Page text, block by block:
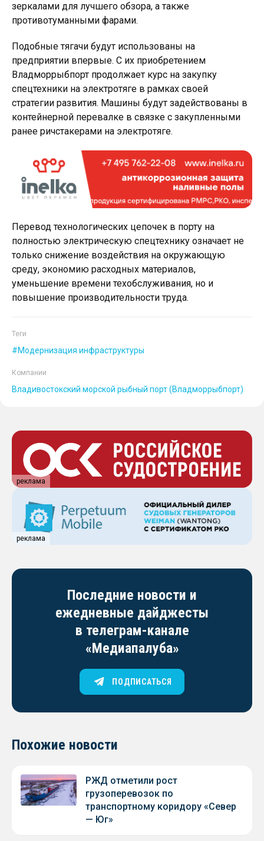
зеркалами для лучшего обзора, а также
противотуманными фарами.
Подобные тягачи будут использованы на
предприятии впервые. С их приобретением
Владморрыбпорт продолжает курс на закупку
спецтехники на электротяге в рамках своей
стратегии развития. Машины будут задействованы в
контейнерной перевалке в связке с закупленными
ранее ричстакерами на электротяге.
Перевод технологических цепочек в порту на
полностью электрическую спецтехнику означает не
только снижение воздействия на окружающую
среду, экономию расходных материалов,
уменьшение времени техобслуживания, но и
повышение производительности труда.
Теги
Модернизация инфраструктуры
Компании
Владивостокский морской рыбный порт (Владморрыбпорт)
реклама
реклама
Последние новости и
ежедневные дайджесты
в телеграм-канале
«Медиапалуба»
ПОДПИСАТЬСЯ
Похожие новости
РЖД отметили рост
грузоперевозок по
транспортному коридору «Север
— Юг»